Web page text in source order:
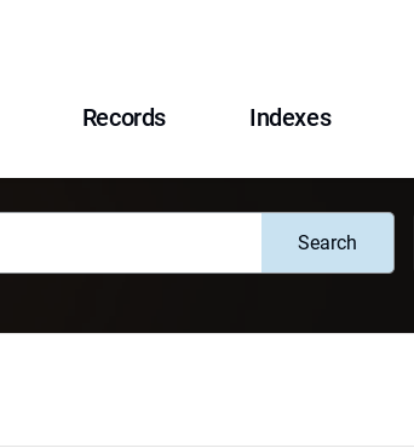
Records Indexes
Search